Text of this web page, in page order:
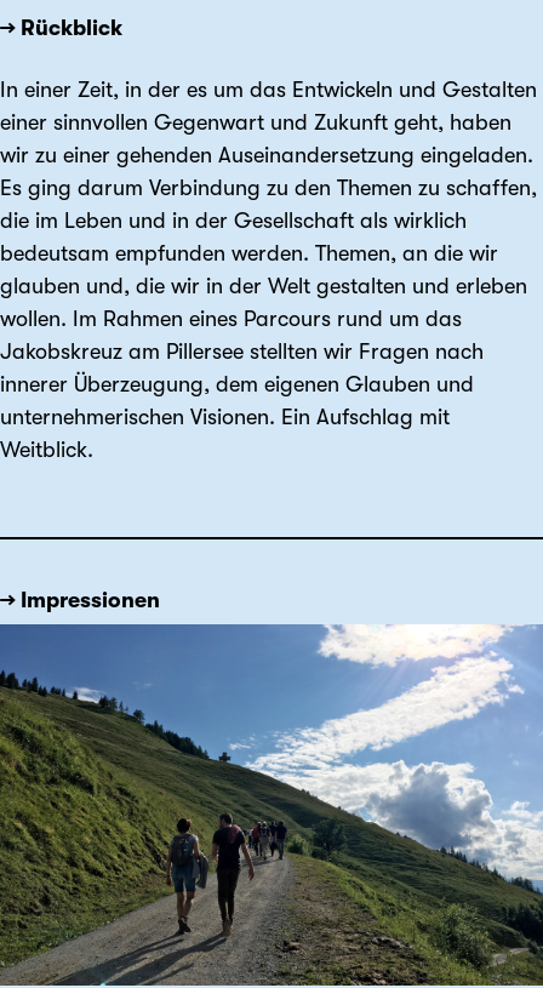
→ Rückblick
In einer Zeit, in der es um das Entwickeln und Gestalten
einer sinnvollen Gegenwart und Zukunft geht, haben
wir zu einer gehenden Aus­einan­dersetzung eingeladen.
Es ging darum Verbindung zu den Themen zu schaffen,
die im Leben und in der Gesellschaft als wirklich
bedeutsam empfunden werden. Themen, an die wir
glauben und, die wir in der Welt gestalten und erleben
wollen. Im Rahmen eines Parcours rund um das
Jakobskreuz am Pillersee stellten wir Fragen nach
innerer Überzeugung, dem eigenen Glauben und
unternehmerischen Visionen. Ein Aufschlag mit
Weitblick.
→ Impressionen